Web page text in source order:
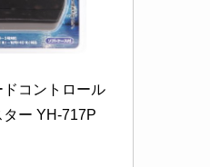
コントロール
ー YH-717P